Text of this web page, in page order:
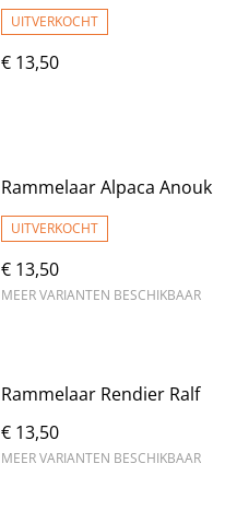
UITVERKOCHT
€ 13,50
Rammelaar Alpaca Anouk
UITVERKOCHT
€ 13,50
MEER VARIANTEN BESCHIKBAAR
Rammelaar Rendier Ralf
€ 13,50
MEER VARIANTEN BESCHIKBAAR